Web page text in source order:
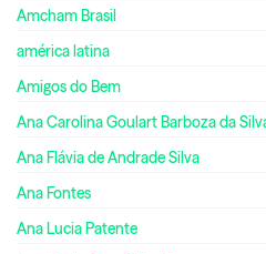
Amcham Brasil
américa latina
Amigos do Bem
Ana Carolina Goulart Barboza da
Ana Flávia de Andrade Silva
Ana Fontes
Ana Lucia Patente